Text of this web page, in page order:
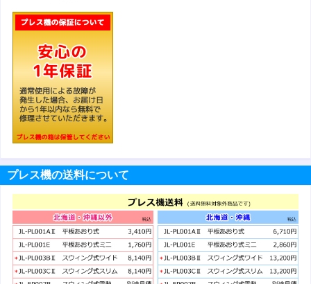
プレス機の送料について